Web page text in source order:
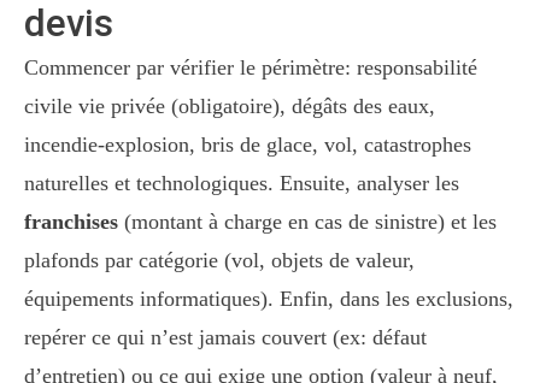
devis
Commencer par vérifier le périmètre: responsabilité
civile vie privée (obligatoire), dégâts des eaux,
incendie-explosion, bris de glace, vol, catastrophes
naturelles et technologiques. Ensuite, analyser les
franchises (montant à charge en cas de sinistre) et les
plafonds par catégorie (vol, objets de valeur,
équipements informatiques). Enfin, dans les exclusions,
repérer ce qui n’est jamais couvert (ex: défaut
d’entretien) ou ce qui exige une option (valeur à neuf,